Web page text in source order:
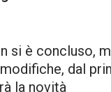
si è concluso,
dal
la novità